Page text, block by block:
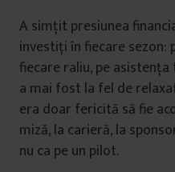
A simțit presiunea
investiți în fiecare sezon:
fiecare raliu, pe asistența
a mai fost la fel de
era doar fericită să fie
miză, la carieră, la
nu ca pe un pilot.